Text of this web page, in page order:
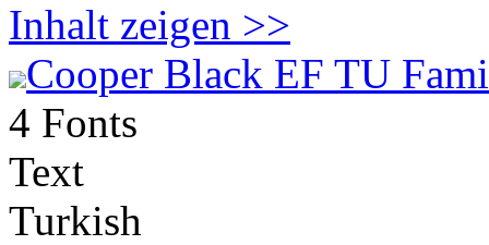
Inhalt zeigen >>
Cooper Black EF TU
4 Fonts
Text
Turkish